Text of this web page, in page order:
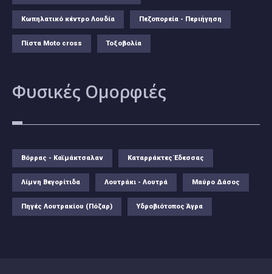
Κωπηλατικό κέντρο Λουδία Πεζοπορεία - Περιήγηση
Πίστα Moto cross Τοξοβολία
Φυσικές Ομορφιές
Βόρρας - Καϊμάκτσαλαν Καταρράκτες Έδεσσας
Λίμνη Βεγορίτιδα Λουτράκι - Λουτρά Μαύρο Δάσος
Πηγές Λουτρακίου (Πόζαρ) Υδροβιότοπος Άγρα